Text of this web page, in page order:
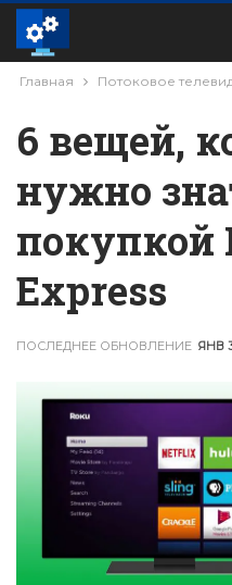
Главная Потоковое
6 вещей,
нужно
покупкой
Express
ПОСЛЕДНЕЕ ОБНОВЛЕНИЕ ЯНВ